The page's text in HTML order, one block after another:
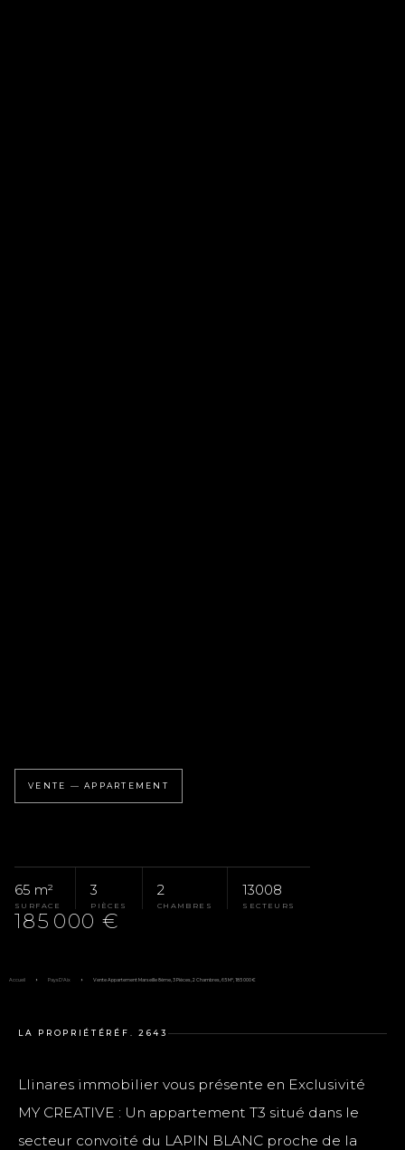
VENTE — APPARTEMENT
65 m²
SURFACE
3
PIÈCES
2
CHAMBRES
13008
SECTEURS
185 000 €
Accueil Pays D'Aix Vente Appartement Marseille 8ème, 3 Pièces, 2 Chambres, 65 M², 185 000 €
LA PROPRIÉTÉ RÉF. 2643
Llinares immobilier vous présente en Exclusivité
MY CREATIVE : Un appartement T3 situé dans le
secteur convoité du LAPIN BLANC proche de la